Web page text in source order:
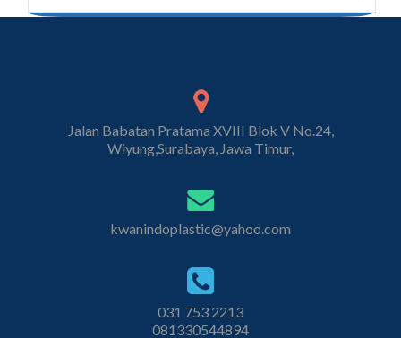
Jalan Babatan Pratama XVIII Blok V No.24,
Wiyung,Surabaya, Jawa Timur,
kwanindoplastic@yahoo.com
031 753 2213
081330544894